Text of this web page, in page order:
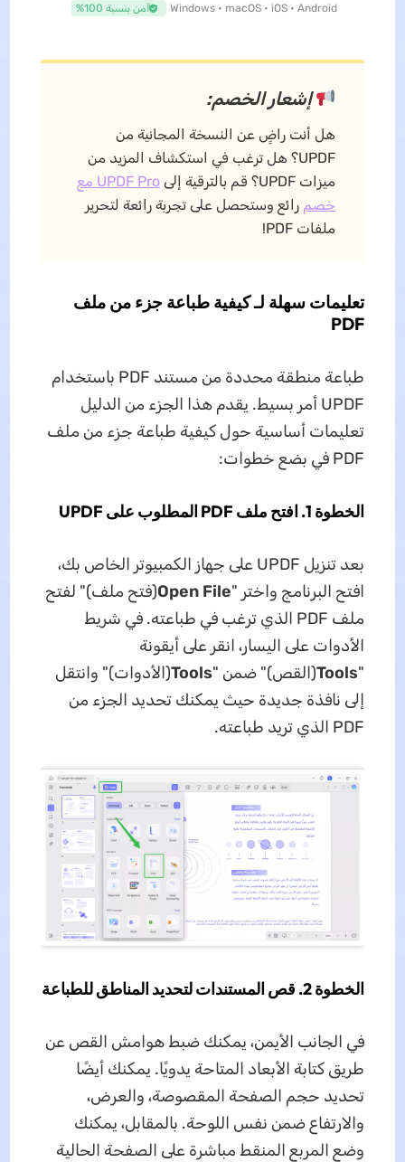
Windows • macOS • iOS • Android آمن بنسبة 100%
إشعار الخصم:
هل أنت راضٍ عن النسخة المجانية من
UPDF؟ هل ترغب في استكشاف المزيد من
ميزات UPDF؟ قم بالترقية إلى
UPDF Pro مع
خصم رائع وستحصل على تجربة رائعة لتحرير
ملفات PDF!
تعليمات سهلة لـ كيفية طباعة جزء من ملف
PDF
طباعة منطقة محددة من مستند PDF باستخدام
UPDF أمر بسيط. يقدم هذا الجزء من الدليل
تعليمات أساسية حول كيفية طباعة جزء من ملف
PDF في بضع خطوات:
الخطوة 1. افتح ملف PDF المطلوب على UPDF
بعد تنزيل UPDF على جهاز الكمبيوتر الخاص بك،
افتح البرنامج واختر "Open File(فتح ملف)" لفتح
ملف PDF الذي ترغب في طباعته. في شريط
الأدوات على اليسار، انقر على أيقونة
"
Tools(القص)" ضمن "Tools(الأدوات)" وانتقل
إلى نافذة جديدة حيث يمكنك تحديد الجزء من
PDF الذي تريد طباعته.
الخطوة 2. قص المستندات لتحديد المناطق للطباعة
في الجانب الأيمن، يمكنك ضبط هوامش القص عن
طريق كتابة الأبعاد المتاحة يدويًا. يمكنك أيضًا
تحديد حجم الصفحة المقصوصة، والعرض،
والارتفاع ضمن نفس اللوحة. بالمقابل، يمكنك
وضع المربع المنقط مباشرة على الصفحة الحالية